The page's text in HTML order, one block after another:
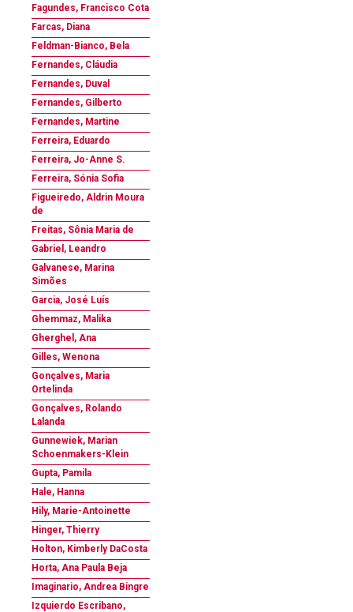
Fagundes, Francisco Cota
Farcas, Diana
Feldman-Bianco, Bela
Fernandes, Cláudia
Fernandes, Duval
Fernandes, Gilberto
Fernandes, Martine
Ferreira, Eduardo
Ferreira, Jo-Anne S.
Ferreira, Sónia Sofia
Figueiredo, Aldrin Moura
de
Freitas, Sônia Maria de
Gabriel, Leandro
Galvanese, Marina
Simões
Garcia, José Luís
Ghemmaz, Malika
Gherghel, Ana
Gilles, Wenona
Gonçalves, Maria
Ortelinda
Gonçalves, Rolando
Lalanda
Gunnewiek, Marian
Schoenmakers-Klein
Gupta, Pamila
Hale, Hanna
Hily, Marie-Antoinette
Hinger, Thierry
Holton, Kimberly DaCosta
Horta, Ana Paula Beja
Imaginario, Andrea Bingre
Izquierdo Escribano,